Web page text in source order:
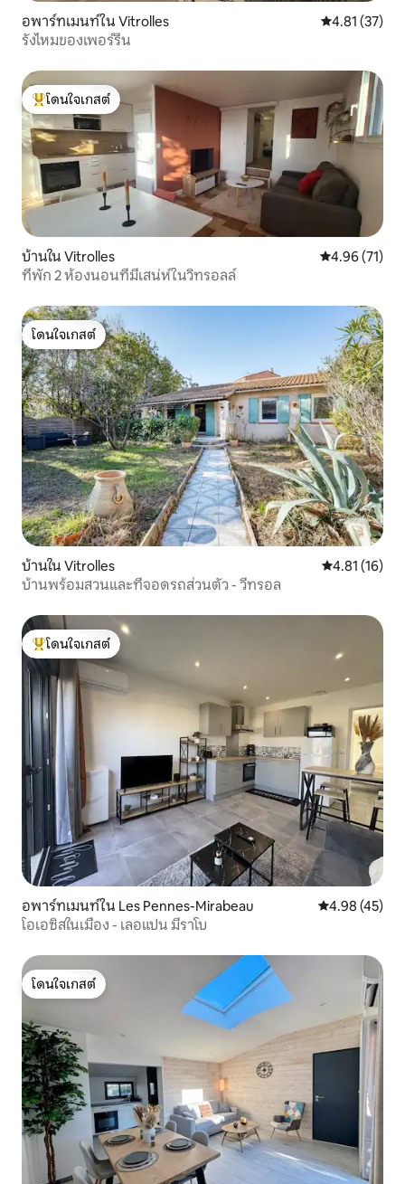
อพาร์ทเมนท์ใน Vitrolles คะแนนเฉลี่ย
4.81 (37)
รังไหมของเพอร์รีน
โดนใจเกสต์ที่สุด
โดนใจเกสต์
บ้านใน Vitrolles คะแนนเฉลี่ย
4.96 (71)
ที่พัก 2 ห้องนอนที่มีเสน่ห์ในวิทรอลล์
โดนใจเกสต์
โดนใจเกสต์
บ้านใน Vitrolles คะแนนเฉลี่ย
4.81 (16)
บ้านพร้อมสวนและที่จอดรถส่วนตัว - วีทรอล
โดนใจเกสต์ที่สุด
โดนใจเกสต์
อพาร์ทเมนท์ใน Les Pennes-Mirabeau คะแนนเฉลี่ย
4.98 (45)
โอเอซิสในเมือง - เลอแปน มีราโบ
โดนใจเกสต์
โดนใจเกสต์